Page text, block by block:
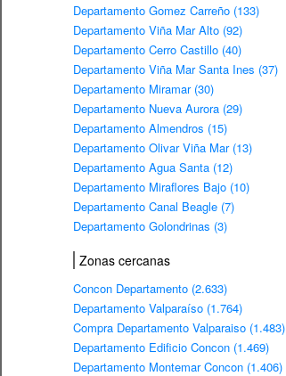
Departamento Gomez Carreño (133)
Departamento Viña Mar Alto (92)
Departamento Cerro Castillo (40)
Departamento Viña Mar Santa Ines (37)
Departamento Miramar (30)
Departamento Nueva Aurora (29)
Departamento Almendros (15)
Departamento Olivar Viña Mar (13)
Departamento Agua Santa (12)
Departamento Miraflores Bajo (10)
Departamento Canal Beagle (7)
Departamento Golondrinas (3)
Zonas cercanas
Concon Departamento (2.633)
Departamento Valparaíso (1.764)
Compra Departamento Valparaiso (1.483)
Departamento Edificio Concon (1.469)
Departamento Montemar Concon (1.406)